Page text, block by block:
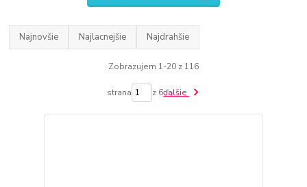
Najnovšie Najlacnejšie Najdrahšie
Zobrazujem 1-20 z 116
strana z 6ďalšie